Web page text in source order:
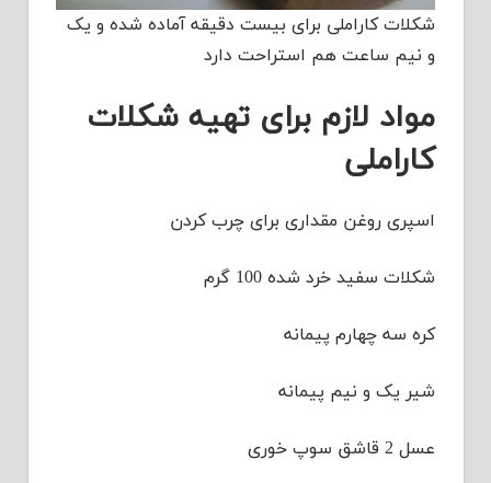
شکلات کاراملی برای بیست دقیقه آماده شده و یک
و نیم ساعت هم استراحت دارد
مواد لازم برای تهیه شکلات
کاراملی
اسپری روغن مقداری برای چرب کردن
شکلات سفید خرد شده 100 گرم
کره سه چهارم پیمانه
شیر یک و نیم پیمانه
عسل 2 قاشق سوپ خوری